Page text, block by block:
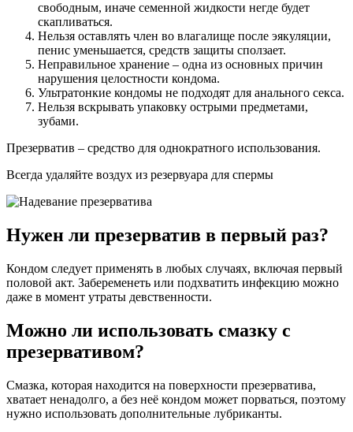
свободным, иначе семенной жидкости негде будет
скапливаться.
Нельзя оставлять член во влагалище после эякуляции,
пенис уменьшается, средств защиты сползает.
Неправильное хранение – одна из основных причин
нарушения целостности кондома.
Ультратонкие кондомы не подходят для анального секса.
Нельзя вскрывать упаковку острыми предметами,
зубами.
Презерватив – средство для однократного использования.
Всегда удаляйте воздух из резервуара для спермы
Нужен ли презерватив в первый раз?
Кондом следует применять в любых случаях, включая первый
половой акт. Забеременеть или подхватить инфекцию можно
даже в момент утраты девственности.
Можно ли использовать смазку с
презервативом?
Смазка, которая находится на поверхности презерватива,
хватает ненадолго, а без неё кондом может порваться, поэтому
нужно использовать дополнительные лубриканты.